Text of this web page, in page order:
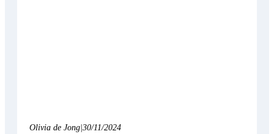
Olivia de Jong 30/11/2024